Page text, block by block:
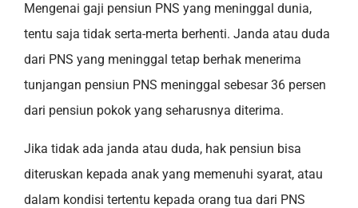
Mengenai gaji pensiun PNS yang meninggal dunia,
tentu saja tidak serta-merta berhenti. Janda atau duda
dari PNS yang meninggal tetap berhak menerima
tunjangan pensiun PNS meninggal sebesar 36 persen
dari pensiun pokok yang seharusnya diterima.
Jika tidak ada janda atau duda, hak pensiun bisa
diteruskan kepada anak yang memenuhi syarat, atau
dalam kondisi tertentu kepada orang tua dari PNS